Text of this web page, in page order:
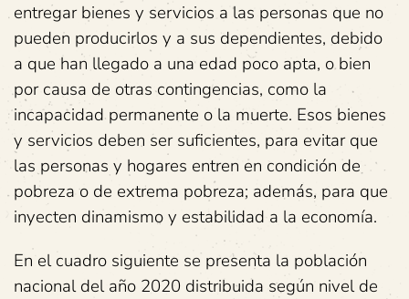
entregar bienes y servicios a las personas que no
pueden producirlos y a sus dependientes, debido
a que han llegado a una edad poco apta, o bien
por causa de otras contingencias, como la
incapacidad permanente o la muerte. Esos bienes
y servicios deben ser suficientes, para evitar que
las personas y hogares entren en condición de
pobreza o de extrema pobreza; además, para que
inyecten dinamismo y estabilidad a la economía.
En el cuadro siguiente se presenta la población
nacional del año 2020 distribuida según nivel de